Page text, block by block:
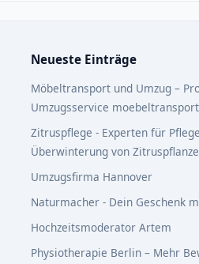
Neueste Einträge
Möbeltransport und Umzug –
Umzugsservice
Zitruspflege - Experten für
Überwinterung von
Umzugsfirma Hannover
Naturmacher - Dein Geschenk
Hochzeitsmoderator Artem
Physiotherapie Berlin – Mehr